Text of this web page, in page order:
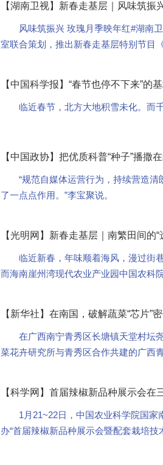
【湖南卫视】新春走基层｜风味筑振
风味筑振兴 玫瑰月季映年红#湖南
室联合策划，推出新春走基层特别节目
【中国科学报】“春节也停不下来”的
临近春节，北方大地积雪未化。而
【中国政协】把优质科普“种子”播
“规范自媒体运营行为，持续营造
了一点点作用。”李宝聚说。
【光明网】新春走基层｜南繁田间的“
临近新春，年味顺着海风，漫过街
而海南崖州湾现代农业产业园中国农科
【新华社】在南国，破解蔬菜“芯片
在广西南宁青秀区长塘镇天堂村坛
菜花卉研究所与青秀区合作共建的广西
【科学网】首届辣椒新品种展示会在
1月21~22日，中国农业科学院国
办“首届辣椒新品种展示会暨配套栽培